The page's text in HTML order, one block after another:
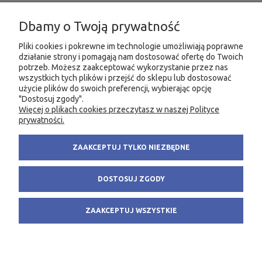
INFORMACJE
MOJE KONTO
PRODUKTY
KONTAKT
info@fachowa.pl
KSIĘGARNIA FACHOWA.PL
80-299 Gdańsk
NIP: 584-182-39-49
Dbamy o Twoją prywatność
Pliki cookies i pokrewne im technologie umożliwiają poprawne
działanie strony i pomagają nam dostosować ofertę do Twoich
potrzeb. Możesz zaakceptować wykorzystanie przez nas
wszystkich tych plików i przejść do sklepu lub dostosować
użycie plików do swoich preferencji, wybierając opcję
"Dostosuj zgody".
Więcej o plikach cookies przeczytasz w naszej Polityce
prywatności.
ZAAKCEPTUJ TYLKO NIEZBĘDNE
DOSTOSUJ ZGODY
ZAAKCEPTUJ WSZYSTKIE